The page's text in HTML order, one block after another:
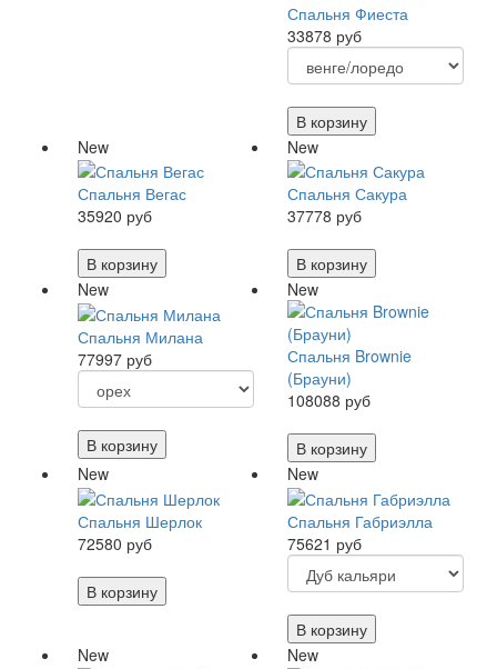
Спальня Фиеста
33878 руб
В корзину
New
Спальня Вегас
35920 руб
В корзину
New
Спальня Сакура
37778 руб
В корзину
New
Спальня Милана
77997 руб
В корзину
New
Спальня Brownie
(Брауни)
108088 руб
В корзину
New
Спальня Шерлок
72580 руб
В корзину
New
Спальня Габриэлла
75621 руб
В корзину
New
New